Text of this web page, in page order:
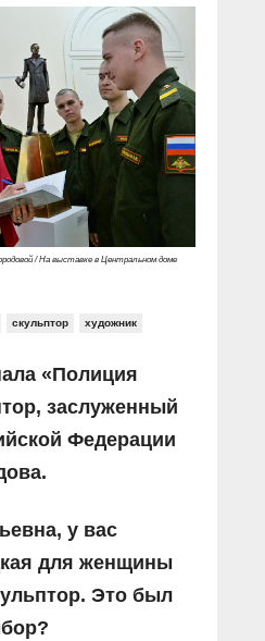
/ На выставке в Центральном доме
скульптор художник
«Полиция
заслуженный
Федерации
у вас
для женщины
Это был